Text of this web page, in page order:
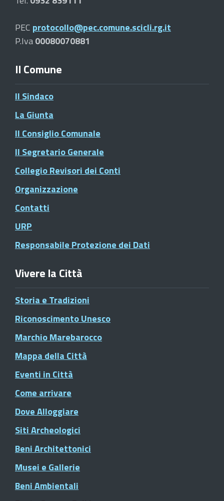
PEC protocollo@pec.comune.scicli.rg.it
P.Iva00080070881
Il Comune
Il Sindaco
La Giunta
Il Consiglio Comunale
Il Segretario Generale
Collegio Revisori dei Conti
Organizzazione
Contatti
URP
Responsabile Protezione dei Dati
Vivere la Città
Storia e Tradizioni
Riconoscimento Unesco
Marchio Marebarocco
Mappa della Città
Eventi in Città
Come arrivare
Dove Alloggiare
Siti Archeologici
Beni Architettonici
Musei e Gallerie
Beni Ambientali